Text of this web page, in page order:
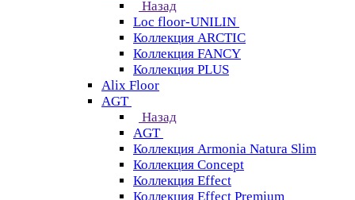
Назад
Loс floor-UNILIN
Коллекция ARCTIС
Коллекция FANCY
Коллекция PLUS
Alix Floor
AGT
Назад
AGT
Коллекция Armonia Natura Slim
Коллекция Concept
Коллекция Effect
Коллекция Effect Premium